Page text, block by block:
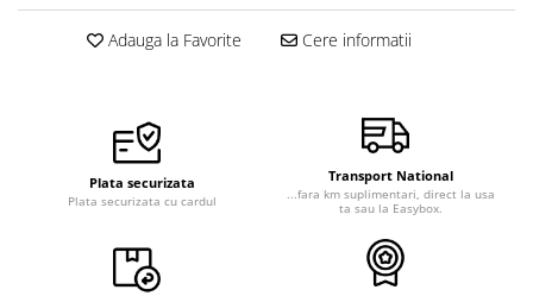
Noutati
Adauga la Favorite Cere informatii
Plata securizata
Plata securizata cu cardul
Transport National
...fara km suplimentari, direct la usa
ta sau la Easybox.